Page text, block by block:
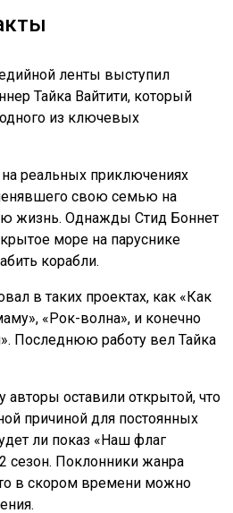
ленты выступил
Тайка Вайтити, который
из ключевых
на реальных приключениях
свою семью на
жизнь. Однажды Стид Боннет
море на паруснике
корабли.
в таких проектах, как «Как
«Рок-волна», и конечно
Последнюю работу вел Тайка
оставили открытой, что
причиной для постоянных
ли показ «Наш флаг
сезон. Поклонники жанра
в скором времени можно